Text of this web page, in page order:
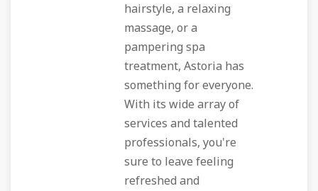
hairstyle, a relaxing
massage, or a
pampering spa
treatment, Astoria has
something for everyone.
With its wide array of
services and talented
professionals, you're
sure to leave feeling
refreshed and